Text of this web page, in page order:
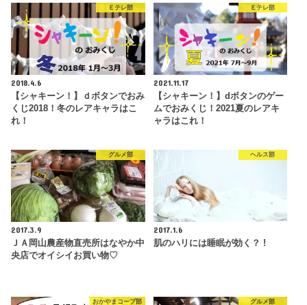
Ｅテレ部
2018.4.6
【シャキーン！】ｄボタンでおみ
くじ2018！冬のレアキャラはこ
れ！
Ｅテレ部
2021.11.17
【シャキーン！】dボタンのゲー
ムでおみくじ！2021夏のレアキ
ャラはこれ！
グルメ部
2017.3.9
ＪＡ岡山農産物直売所はなやか中
央店でオイシイお買い物♡
ヘルス部
2017.1.6
肌のハリには睡眠が効く？ !
おかやまコープ部 グルメ部